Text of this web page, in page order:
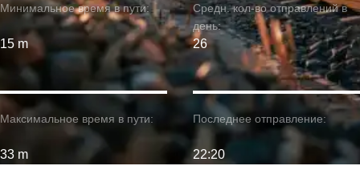
Минимальное время в пути:
15 m
Максимальное время в пути:
33 m
Средн. кол-во отправлений в
день:
26
Последнее отправление:
22:20